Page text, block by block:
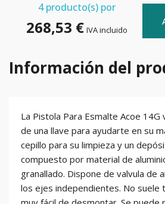
4producto(s) por
268,53 € IVA incluido
Información del
La Pistola Para Esmalte Acoe 14G
de una llave para ayudarte en su
cepillo para su limpieza y un
compuesto por material de
granallado. Dispone de valvula de
los ejes independientes. No suele